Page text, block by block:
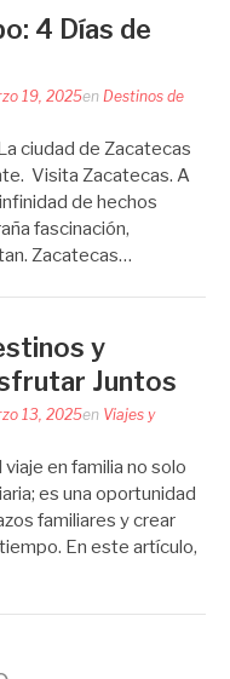
4 Días de
19, 2025en Destinos de
ciudad de Zacatecas
Visita Zacatecas. A
de hechos
fascinación,
Zacatecas…
y
Juntos
13, 2025en Viajes y
en familia no solo
es una oportunidad
familiares y crear
En este artículo,